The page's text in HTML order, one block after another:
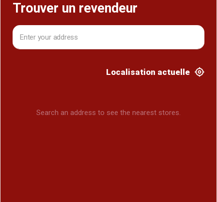
Trouver un revendeur
Localisation actuelle
Search an address to see the nearest stores.